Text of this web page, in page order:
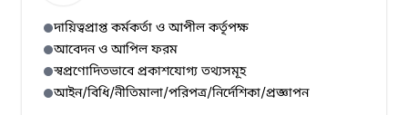
দায়িত্বপ্রাপ্ত কর্মকর্তা ও আপীল কর্তৃপক্ষ
আবেদন ও আপিল ফরম
স্বপ্রণোদিতভাবে প্রকাশযোগ্য তথ্যসমূহ
আইন/বিধি/নীতিমালা/পরিপত্র/নির্দেশিকা/প্রজ্ঞাপন